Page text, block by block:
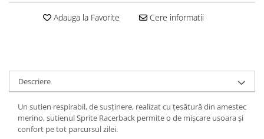
Adauga la Favorite Cere informatii
Descriere
Un sutien respirabil, de susținere, realizat cu țesătură din amestec
merino, sutienul Sprite Racerback permite o de mișcare usoara și
confort pe tot parcursul zilei.